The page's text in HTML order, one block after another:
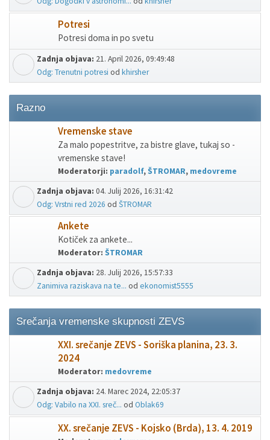
Potresi
Potresi doma in po svetu
Zadnja objava: 21. April 2026, 09:49:48
Odg: Trenutni potresi od khirsher
Razno
Vremenske stave
Za malo popestritve, za bistre glave, tukaj so -
vremenske stave!
Moderatorji: paradolf,ŠTROMAR, medovreme
Zadnja objava: 04. Julij 2026, 16:31:42
Odg: Vrstni red 2026 od ŠTROMAR
Ankete
Kotiček za ankete...
Moderator: ŠTROMAR
Zadnja objava: 28. Julij 2026, 15:57:33
Zanimiva raziskava na te... od ekonomist5555
Srečanja vremenske skupnosti ZEVS
XXI. srečanje ZEVS - Soriška planina, 23. 3.
2024
Moderator: medovreme
Zadnja objava: 24. Marec 2024, 22:05:37
Odg: Vabilo na XXI. sreč... od Oblak69
XX. srečanje ZEVS - Kojsko (Brda), 13. 4. 2019